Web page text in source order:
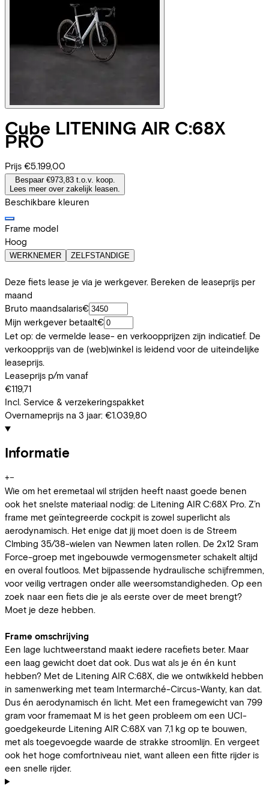
Cube LITENING AIR C:68X
PRO
Prijs €5.199,00
Bespaar €973,83 t.o.v. koop.
Lees meer over zakelijk leasen.
Beschikbare kleuren
Frame model
Hoog
WERKNEMER ZELFSTANDIGE
Deze fiets lease je via je werkgever. Bereken de leaseprijs per
maand
Bruto maandsalaris€
Mijn werkgever betaalt€
Let op: de vermelde lease- en verkoopprijzen zijn indicatief. De
verkoopprijs van de (web)winkel is leidend voor de uiteindelijke
leaseprijs.
Leaseprijs p/m vanaf
€119,71
Incl. Service & verzekeringspakket
Overnameprijs na 3 jaar: €1.039,80
Informatie
+−
Wie om het eremetaal wil strijden heeft naast goede benen
ook het snelste materiaal nodig: de Litening AIR C:68X Pro. Z’n
frame met geïntegreerde cockpit is zowel superlicht als
aerodynamisch. Het enige dat jij moet doen is de Streem
Clmbing 35/38-wielen van Newmen laten rollen. De 2x12 Sram
Force-groep met ingebouwde vermogensmeter schakelt altijd
en overal foutloos. Met bijpassende hydraulische schijfremmen,
voor veilig vertragen onder alle weersomstandigheden. Op een
zoek naar een fiets die je als eerste over de meet brengt?
Moet je deze hebben.
Frame omschrijving
Een lage luchtweerstand maakt iedere racefiets beter. Maar
een laag gewicht doet dat ook. Dus wat als je én én kunt
hebben? Met de Litening AIR C:68X, die we ontwikkeld hebben
in samenwerking met team Intermarché-Circus-Wanty, kan dat.
Dus én aerodynamisch én licht. Met een framegewicht van 799
gram voor framemaat M is het geen probleem om een UCI-
goedgekeurde Litening AIR C:68X van 7,1 kg op te bouwen,
met als toegevoegde waarde de strakke stroomlijn. En vergeet
ook het hoge comfortniveau niet, want alleen een fitte rijder is
een snelle rijder.